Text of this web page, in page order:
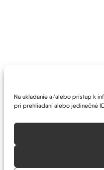
Na ukladanie a/alebo prístup k
pri prehliadaní alebo jedinečné